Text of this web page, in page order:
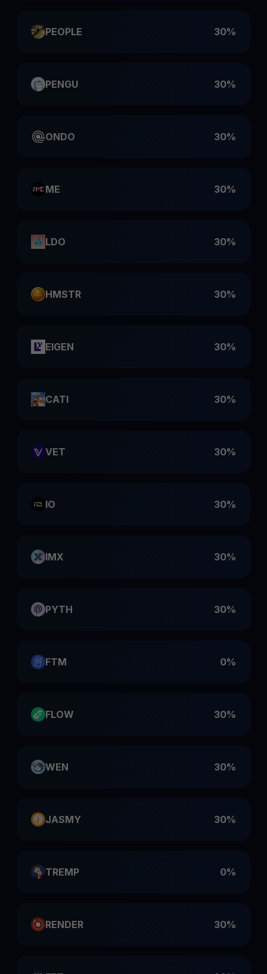
PEOPLE 30%
PENGU 30%
ONDO 30%
ME 30%
LDO 30%
HMSTR 30%
EIGEN 30%
CATI 30%
VET 30%
IO 30%
IMX 30%
PYTH 30%
FTM 0%
FLOW 30%
WEN 30%
JASMY 30%
TREMP 0%
RENDER 30%